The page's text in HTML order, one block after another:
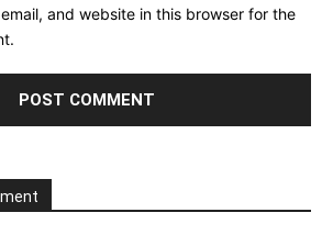
and website in this browser for the